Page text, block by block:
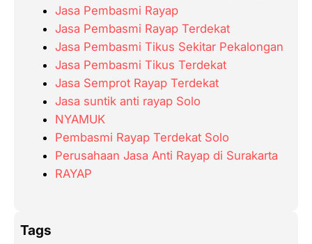
Jasa Pembasmi Rayap
Jasa Pembasmi Rayap Terdekat
Jasa Pembasmi Tikus Sekitar Pekalongan
Jasa Pembasmi Tikus Terdekat
Jasa Semprot Rayap Terdekat
Jasa suntik anti rayap Solo
NYAMUK
Pembasmi Rayap Terdekat Solo
Perusahaan Jasa Anti Rayap di Surakarta
RAYAP
Tags